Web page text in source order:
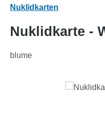
Nuklidkarten
Nuklidkarte -
blume
Bildergalerie überspringen